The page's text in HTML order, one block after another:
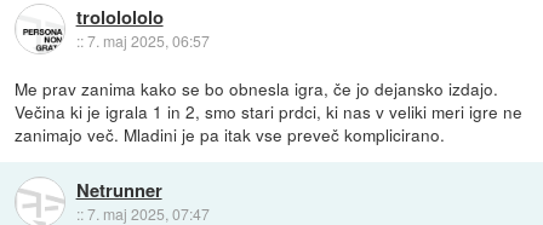
trololololo
::7. maj 2025, 06:57
Me prav zanima kako se bo obnesla igra, če jo dejansko izdajo.
Večina ki je igrala 1 in 2, smo stari prdci, ki nas v veliki meri igre ne
zanimajo več. Mladini je pa itak vse preveč komplicirano.
Netrunner
::7. maj 2025, 07:47